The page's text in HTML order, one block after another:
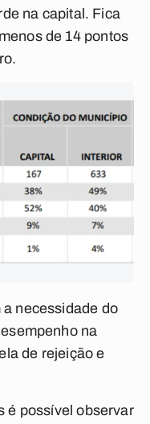
na capital. Fica
de 14 pontos
necessidade do
na
de rejeição e
é possível observar